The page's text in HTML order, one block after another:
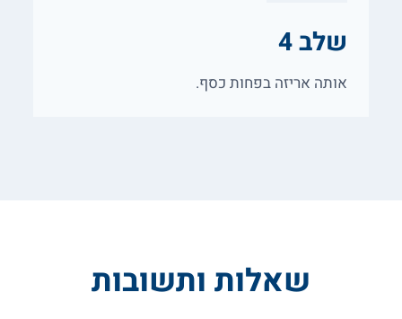
שלב 4
אותה אריזה בפחות כסף.
שאלות ותשובות